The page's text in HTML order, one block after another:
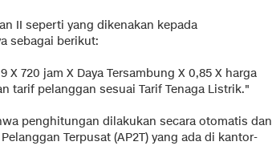
II seperti yang dikenakan kepada
sebagai berikut:
X 720 jam X Daya Tersambung X 0,85 X harga
tarif pelanggan sesuai Tarif Tenaga Listrik."
penghitungan dilakukan secara otomatis dan
Terpusat (AP2T) yang ada di kantor-